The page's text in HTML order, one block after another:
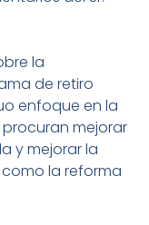
la
de retiro
enfoque en la
mejorar
y mejorar la
la reforma